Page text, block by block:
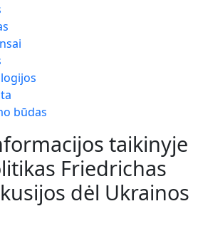
būdas
taikinyje
Friedrichas
dėl Ukrainos